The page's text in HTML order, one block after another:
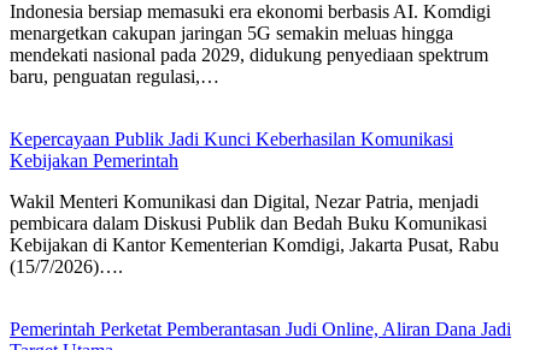
Indonesia bersiap memasuki era ekonomi berbasis AI. Komdigi
menargetkan cakupan jaringan 5G semakin meluas hingga
mendekati nasional pada 2029, didukung penyediaan spektrum
baru, penguatan regulasi,…
Kepercayaan Publik Jadi Kunci Keberhasilan Komunikasi
Kebijakan Pemerintah
Wakil Menteri Komunikasi dan Digital, Nezar Patria, menjadi
pembicara dalam Diskusi Publik dan Bedah Buku Komunikasi
Kebijakan di Kantor Kementerian Komdigi, Jakarta Pusat, Rabu
(15/7/2026)….
Pemerintah Perketat Pemberantasan Judi Online, Aliran Dana Jadi